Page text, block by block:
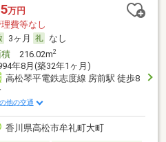
万円
費等なし
3ヶ月
なし
216.02m2
年8月(築32年1ヶ月)
高松琴平電鉄志度線 房前駅 徒歩8
他の交通
香川県高松市牟礼町大町